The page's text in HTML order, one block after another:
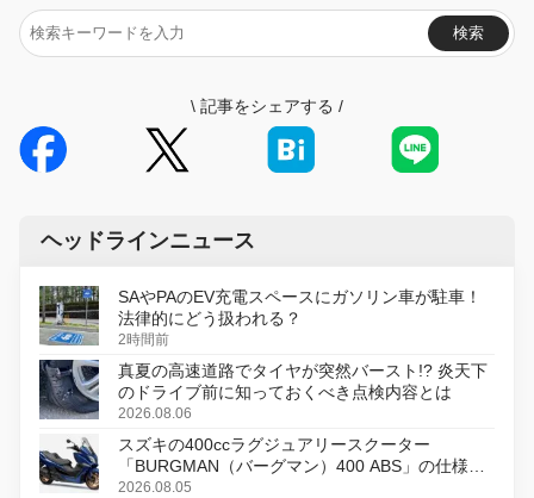
検索
\ 記事をシェアする /
ヘッドラインニュース
SAやPAのEV充電スペースにガソリン車が駐車！
法律的にどう扱われる？
2時間前
真夏の高速道路でタイヤが突然バースト!? 炎天下
のドライブ前に知っておくべき点検内容とは
2026.08.06
スズキの400ccラグジュアリースクーター
「BURGMAN（バーグマン）400 ABS」の仕様を
変更し、8月18日に発売
2026.08.05